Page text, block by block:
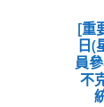
[重
日(
員
不